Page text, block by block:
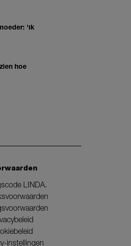
'Ik
hoe
LINDA.
instellingen